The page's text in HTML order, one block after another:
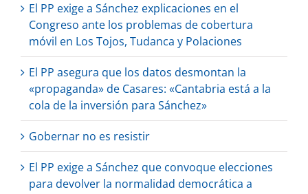
El PP exige a Sánchez explicaciones en el
Congreso ante los problemas de cobertura
móvil en Los Tojos, Tudanca y Polaciones
El PP asegura que los datos desmontan la
«propaganda» de Casares: «Cantabria está a la
cola de la inversión para Sánchez»
Gobernar no es resistir
El PP exige a Sánchez que convoque elecciones
para devolver la normalidad democrática a